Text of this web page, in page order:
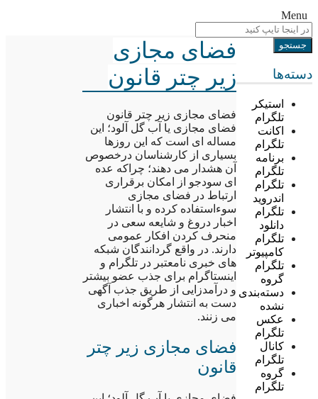
Menu
دسته‌ها
استیکر
تلگرام
اکانت
تلگرام
برنامه
تلگرام
تلگرام
اندروید
تلگرام
دانلود
تلگرام
کامپیوتر
تلگرام
گروه
دسته‌بندی
نشده
عکس
تلگرام
کانال
تلگرام
گروه
تلگرام
فضای مجازی
زیر چتر قانون
فضای مجازی زیر چتر قانون
فضای مجازی یا آب گل آلود؛ این
مساله ای است که این روزها
بسیاری از کارشناسان درخصوص
آن هشدار می دهند؛ چراکه عده
ای سودجو از امکان برقراری
ارتباط در فضای مجازی
سوءاستفاده کرده و با انتشار
اخبار دروغ و شایعه سعی در
منحرف کردن افکار عمومی
دارند. در واقع گردانندگان شبکه
های خبری نامعتبر در تلگرام و
اینستاگرام برای جذب عضو بیشتر
و درآمدزایی از طریق جذب آگهی
دست به انتشار هرگونه اخباری
می زنند.
فضای مجازی زیر چتر
قانون